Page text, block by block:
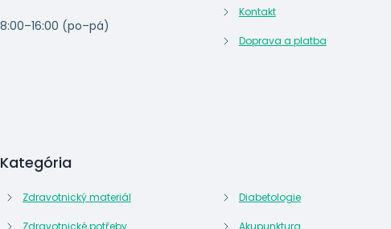
8:00–16:00 (po–pá)
Kontakt
Doprava a platba
Kategória
Zdravotnický materiál Diabetologie